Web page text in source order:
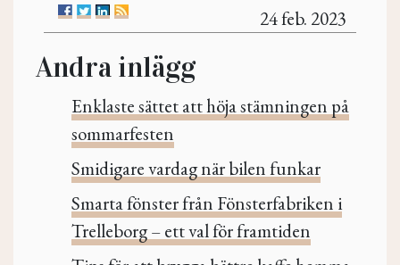
24 feb. 2023
Andra inlägg
Enklaste sättet att höja stämningen på
sommarfesten
Smidigare vardag när bilen funkar
Smarta fönster från Fönsterfabriken i
Trelleborg – ett val för framtiden